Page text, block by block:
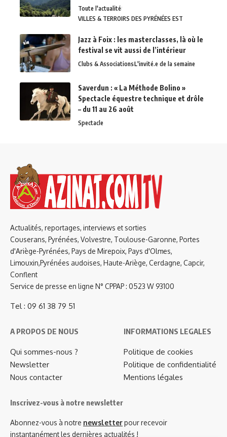
Toute l'actualité
VILLES & TERROIRS DES PYRÉNÉES EST
Jazz à Foix : les masterclasses, là où le
festival se vit aussi de l’intérieur
Clubs & AssociationsL'invité.e de la semaine
Saverdun : « La Méthode Bolino »
Spectacle équestre technique et drôle
– du 11 au 26 août
Spectacle
Actualités, reportages, interviews et sorties
Couserans, Pyrénées, Volvestre, Toulouse-Garonne, Portes
d'Ariège-Pyrénées, Pays de Mirepoix, Pays d'Olmes,
Limouxin,Pyrénées audoises, Haute-Ariège, Cerdagne, Capcir,
Conflent
Service de presse en ligne N° CPPAP : 0523 W 93100
Tel : 09 61 38 79 51
A PROPOS DE NOUS
Qui sommes-nous ?
Newsletter
Nous contacter
INFORMATIONS LEGALES
Politique de cookies
Politique de confidentialité
Mentions légales
Inscrivez-vous à notre newsletter
Abonnez-vous à notre newsletterpour recevoir
instantanément les dernières actualités !